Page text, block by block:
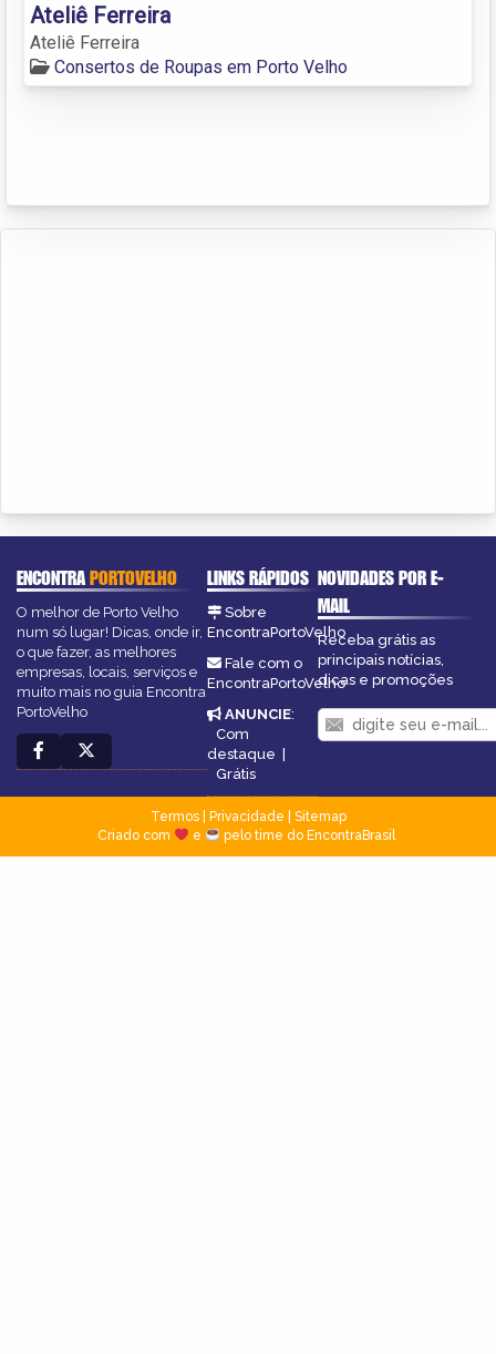
Ateliê Ferreira
Ateliê Ferreira
Consertos de Roupas em Porto Velho
ENCONTRAPORTOVELHO
O melhor de Porto Velho
num só lugar! Dicas, onde ir,
o que fazer, as melhores
empresas, locais, serviços e
muito mais no guia Encontra
PortoVelho
LINKS RÁPIDOS
Sobre
EncontraPortoVelho
Fale com o
EncontraPortoVelho
ANUNCIE:
Com
destaque |
Grátis
NOVIDADES POR E-
MAIL
Receba grátis as
principais notícias,
dicas e promoções
Termos| Privacidade
Sitemap
Criado com
e pelo time do EncontraBrasil